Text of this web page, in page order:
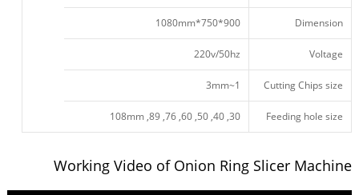
Dimension
900*750*1080mm
Voltage
220v/50hz
Cutting Chips size
1~3mm
Feeding hole size
30, 40, 50, 60, 76, 89, 108mm
Working Video of Onion Ring Slicer Machine